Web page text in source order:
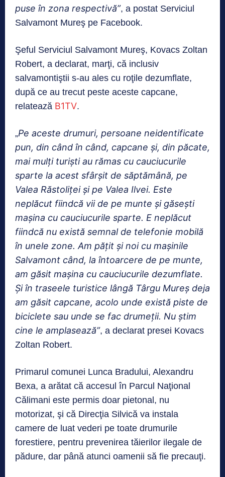
puse în zona respectivă”, a postat Serviciul
Salvamont Mureş pe Facebook.
Şeful Serviciul Salvamont Mureş, Kovacs Zoltan
Robert, a declarat, marţi, că inclusiv
salvamontiştii s-au ales cu roţile dezumflate,
după ce au trecut peste aceste capcane,
relatează B1TV.
„Pe aceste drumuri, persoane neidentificate
pun, din când în când, capcane şi, din păcate,
mai mulţi turişti au rămas cu cauciucurile
sparte la acest sfârşit de săptămână, pe
Valea Răstoliţei şi pe Valea Ilvei. Este
neplăcut fiindcă vii de pe munte şi găseşti
maşina cu cauciucurile sparte. E neplăcut
fiindcă nu există semnal de telefonie mobilă
în unele zone. Am păţit şi noi cu maşinile
Salvamont când, la întoarcere de pe munte,
am găsit maşina cu cauciucurile dezumflate.
Şi în traseele turistice lângă Târgu Mureş deja
am găsit capcane, acolo unde există piste de
biciclete sau unde se fac drumeţii. Nu ştim
cine le amplasează”, a declarat presei Kovacs
Zoltan Robert.
Primarul comunei Lunca Bradului, Alexandru
Bexa, a arătat că accesul în Parcul Naţional
Călimani este permis doar pietonal, nu
motorizat, şi că Direcţia Silvică va instala
camere de luat vederi pe toate drumurile
forestiere, pentru prevenirea tăierilor ilegale de
pădure, dar până atunci oamenii să fie precauţi.